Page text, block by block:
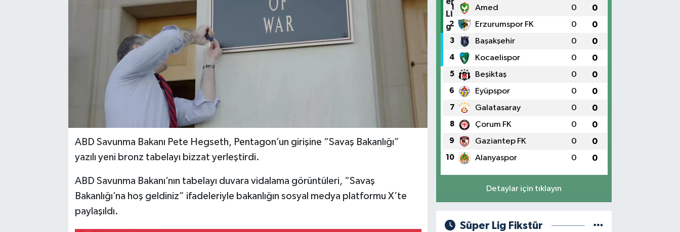
ABD Savunma Bakanı Pete Hegseth, Pentagon’un girişine “Savaş Bakanlığı”
yazılı yeni bronz tabelayı bizzat yerleştirdi.
ABD Savunma Bakanı’nın tabelayı duvara vidalama görüntüleri, “Savaş
Bakanlığı’na hoş geldiniz” ifadeleriyle bakanlığın sosyal medya platformu X’te
paylaşıldı.
1 Amed 0 0
2 Erzurumspor FK 0 0
3 Başakşehir 0 0
4 Kocaelispor 0 0
5 Beşiktaş 0 0
6 Eyüpspor 0 0
7 Galatasaray 0 0
8 Çorum FK 0 0
9 Gaziantep FK 0 0
10 Alanyaspor 0 0
Detaylar için tıklayın
Süper Lig Fikstür